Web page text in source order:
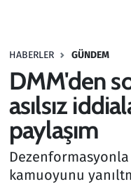
HABERLER GÜNDEM
DMM'den
asılsız
paylaşım
kamuoyunu
Haber
Kültür Sanat
Kurumsal
Lezzet Durağı